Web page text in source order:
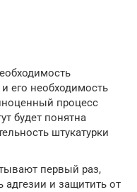
его необходимость
процесс
будет понятна
штукатурки
первый раз,
адгезии и защитить от